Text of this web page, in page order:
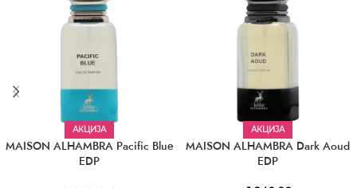
АКЦИЈА
MAISON ALHAMBRA Pacific Blue
EDP
АКЦИЈА
MAISON ALHAMBRA Dark Aoud
EDP